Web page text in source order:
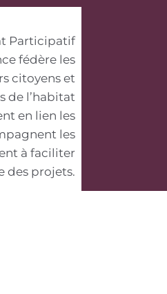
Participatif
fédère les
citoyens et
de l’habitat
en lien les
les
à faciliter
des projets.